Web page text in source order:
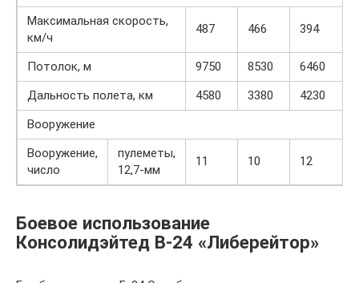
Максимальная скорость,
км/ч
487 466 394
Потолок, м 9750 8530 6460
Дальность полета, км
4580 3380 4230
Вооружение
Вооружение,
число
пулеметы,
12,7-мм
11 10 12
Боевое использование
Консолидэйтед B-24 «Либерейтор»